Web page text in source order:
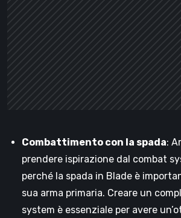
Combattimento con la spada:
prendere ispirazione dal combat
perché la spada in Blade è
sua arma primaria. Creare un
system è essenziale per avere